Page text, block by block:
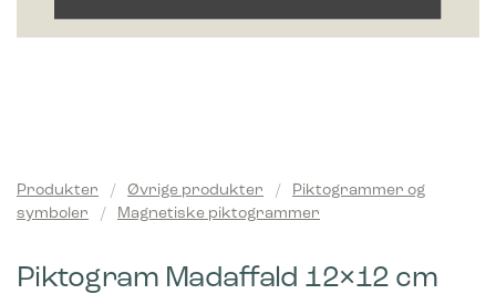
Produkter / Øvrige produkter /
Piktogrammer og
symboler
/ Magnetiske piktogrammer
Piktogram Madaffald 12×12 cm